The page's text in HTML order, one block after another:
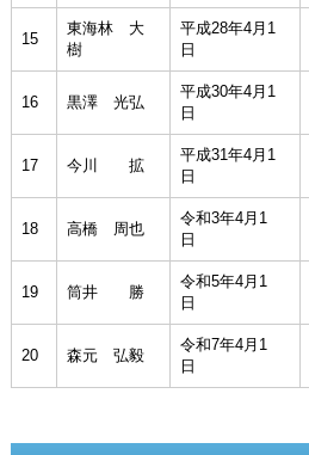
15
東海林 大
樹
平成28年4月1
日
16 黒澤 光弘
平成30年4月1
日
17 今川 拡
平成31年4月1
日
18 高橋 周也
令和3年4月1
日
19 筒井 勝
令和5年4月1
日
20 森元 弘毅
令和7年4月1
日